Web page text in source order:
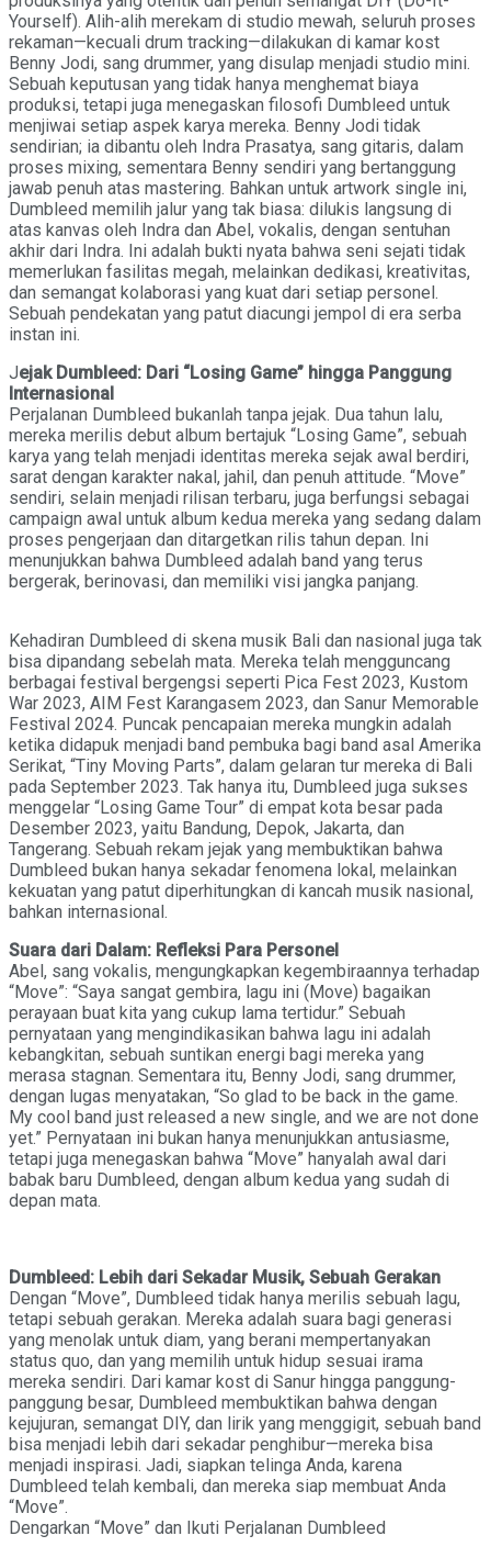
Yourself). Alih-alih merekam di studio mewah, seluruh proses
rekaman—kecuali drum tracking—dilakukan di kamar kost
Benny Jodi, sang drummer, yang disulap menjadi studio mini.
Sebuah keputusan yang tidak hanya menghemat biaya
produksi, tetapi juga menegaskan filosofi Dumbleed untuk
menjiwai setiap aspek karya mereka. Benny Jodi tidak
sendirian; ia dibantu oleh Indra Prasatya, sang gitaris, dalam
proses mixing, sementara Benny sendiri yang bertanggung
jawab penuh atas mastering. Bahkan untuk artwork single ini,
Dumbleed memilih jalur yang tak biasa: dilukis langsung di
atas kanvas oleh Indra dan Abel, vokalis, dengan sentuhan
akhir dari Indra. Ini adalah bukti nyata bahwa seni sejati tidak
memerlukan fasilitas megah, melainkan dedikasi, kreativitas,
dan semangat kolaborasi yang kuat dari setiap personel.
Sebuah pendekatan yang patut diacungi jempol di era serba
instan ini.
Jejak Dumbleed: Dari “Losing Game” hingga Panggung
Internasional
Perjalanan Dumbleed bukanlah tanpa jejak. Dua tahun lalu,
mereka merilis debut album bertajuk “Losing Game”, sebuah
karya yang telah menjadi identitas mereka sejak awal berdiri,
sarat dengan karakter nakal, jahil, dan penuh attitude. “Move”
sendiri, selain menjadi rilisan terbaru, juga berfungsi sebagai
campaign awal untuk album kedua mereka yang sedang dalam
proses pengerjaan dan ditargetkan rilis tahun depan. Ini
menunjukkan bahwa Dumbleed adalah band yang terus
bergerak, berinovasi, dan memiliki visi jangka panjang.
Kehadiran Dumbleed di skena musik Bali dan nasional juga tak
bisa dipandang sebelah mata. Mereka telah mengguncang
berbagai festival bergengsi seperti Pica Fest 2023, Kustom
War 2023, AIM Fest Karangasem 2023, dan Sanur Memorable
Festival 2024. Puncak pencapaian mereka mungkin adalah
ketika didapuk menjadi band pembuka bagi band asal Amerika
Serikat, “Tiny Moving Parts”, dalam gelaran tur mereka di Bali
pada September 2023. Tak hanya itu, Dumbleed juga sukses
menggelar “Losing Game Tour” di empat kota besar pada
Desember 2023, yaitu Bandung, Depok, Jakarta, dan
Tangerang. Sebuah rekam jejak yang membuktikan bahwa
Dumbleed bukan hanya sekadar fenomena lokal, melainkan
kekuatan yang patut diperhitungkan di kancah musik nasional,
bahkan internasional.
Suara dari Dalam: Refleksi Para Personel
Abel, sang vokalis, mengungkapkan kegembiraannya terhadap
“Move”: “Saya sangat gembira, lagu ini (Move) bagaikan
perayaan buat kita yang cukup lama tertidur.” Sebuah
pernyataan yang mengindikasikan bahwa lagu ini adalah
kebangkitan, sebuah suntikan energi bagi mereka yang
merasa stagnan. Sementara itu, Benny Jodi, sang drummer,
dengan lugas menyatakan, “So glad to be back in the game.
My cool band just released a new single, and we are not done
yet.” Pernyataan ini bukan hanya menunjukkan antusiasme,
tetapi juga menegaskan bahwa “Move” hanyalah awal dari
babak baru Dumbleed, dengan album kedua yang sudah di
depan mata.
Dumbleed: Lebih dari Sekadar Musik, Sebuah Gerakan
Dengan “Move”, Dumbleed tidak hanya merilis sebuah lagu,
tetapi sebuah gerakan. Mereka adalah suara bagi generasi
yang menolak untuk diam, yang berani mempertanyakan
status quo, dan yang memilih untuk hidup sesuai irama
mereka sendiri. Dari kamar kost di Sanur hingga panggung-
panggung besar, Dumbleed membuktikan bahwa dengan
kejujuran, semangat DIY, dan lirik yang menggigit, sebuah band
bisa menjadi lebih dari sekadar penghibur—mereka bisa
menjadi inspirasi. Jadi, siapkan telinga Anda, karena
Dumbleed telah kembali, dan mereka siap membuat Anda
“Move”.
Dengarkan “Move” dan Ikuti Perjalanan Dumbleed